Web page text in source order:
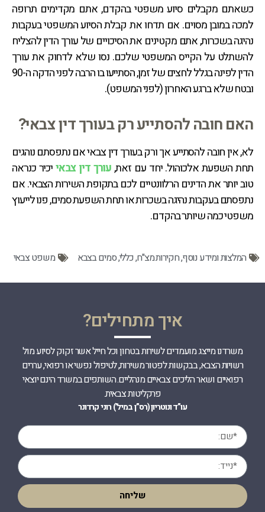
כשאתם מקבלים סיוע משפטי בהקדם, אתם מקדימים תרופה
למכה במובן מסוים. אם תדחו את קבלת הסיוע המשפטי בעקבות
נהיגה בשכרות, אתם מקטינים את הסיכויים של עורך הדין להצליח
להשתלט על הקייס המשפטי שלכם. נסו שלא לדחוק את עורך
הדין לפינה בגלל לחצים של זמן, הסתייעו בו הרבה לפני הדקה ה-90
ובטח שלא ברגע האחרון (לפני המשפט).
האם חובה להסתייע רק בעורך דין צבאי?
לא, אין חובה להסתייע אך ורק בעורך דין צבאי אם נתפסתם נוהגים
תחת השפעת אלכוהול. יחד עם זאת,עורך דין צבאייכיר כנראה
טוב יותר את הדינים הרלוונטיים לכם בתקופת השירות הצבאי. אם
נתפסתם בעקבות נהיגה בשכרות או תחת השפעת סמים, פנו לייעוץ
משפטי כמה שיותר בהקדם.
המלצות ומידע נוסף,חקירות מצ"ח,כללי,סמים בצבא משפט צבאי
איך מתחילים?
משרדנו מייצג מועמדים לשירות בטחון וכל חייל אשר זקוק לסיוע מול
רשויות הצבא, בבקשות לפטור משירות, לטיפול נפשי או רפואי, עררים
רפואיים ושאר הליכים צבאיים מנהליים. השותפים במשרד הינם יוצאי
פרקליטות צבאית.
עו”ד ונוטריון (רס”ן במיל’) רוני קרדונר
שליחה